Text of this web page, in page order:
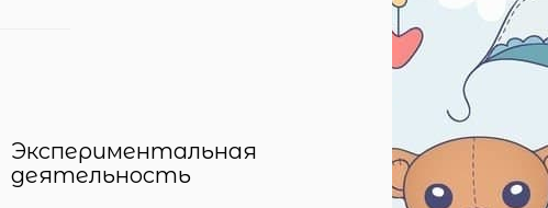
Экспериментальная
деятельность